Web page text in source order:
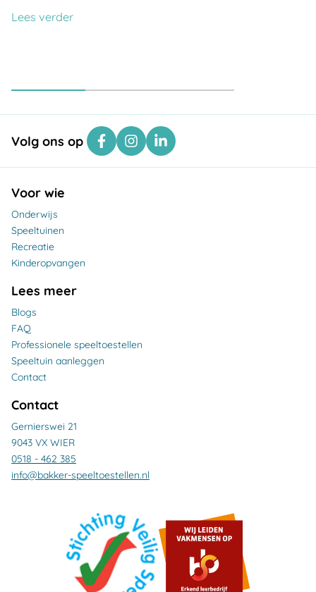
Lees verder
Volg ons op
Voor wie
Onderwijs
Speeltuinen
Recreatie
Kinderopvangen
Lees meer
Blogs
FAQ
Professionele speeltoestellen
Speeltuin aanleggen
Contact
Contact
Gernierswei 21
9043 VX WIER
0518 - 462 385
info@bakker-speeltoestellen.nl